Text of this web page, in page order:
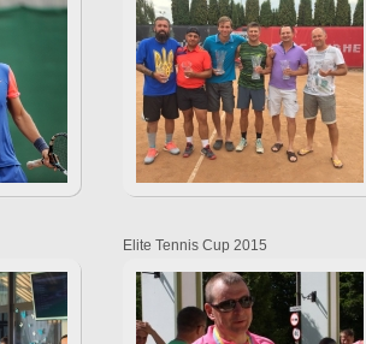
Elite Tennis Cup 2015